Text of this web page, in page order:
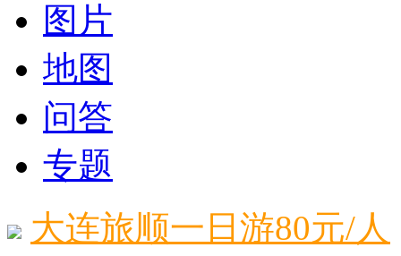
图片
地图
问答
专题
大连旅顺一日游80元/人